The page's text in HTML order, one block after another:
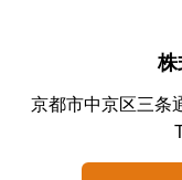
株
京都市中京区三条